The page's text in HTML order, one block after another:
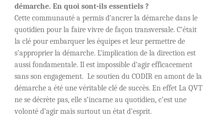
démarche. En quoi sont-ils essentiels ?
Cette communauté a permis d’ancrer la démarche dans le
quotidien pour la faire vivre de façon transversale. C’était
la clé pour embarquer les équipes et leur permettre de
s’approprier la démarche. L’implication de la direction est
aussi fondamentale. Il est impossible d’agir efficacement
sans son engagement. Le soutien du CODIR en amont de la
démarche a été une véritable clé de succès. En effet La QVT
ne se décrète pas, elle s’incarne au quotidien, c’est une
volonté d’agir mais surtout un état d’esprit.